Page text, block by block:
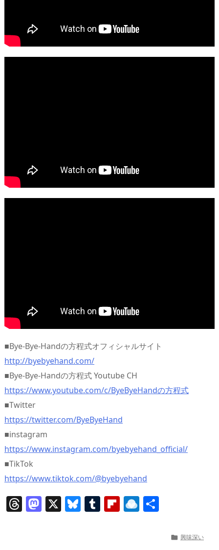
■Bye-Bye-Handの方程式オフィシャルサイト
http://byebyehand.com/
■Bye-Bye-Handの方程式 Youtube CH
https://www.youtube.com/c/ByeByeHandの方程式
■Twitter
https://twitter.com/ByeByeHand
■instagram
https://www.instagram.com/byebyehand_official/
■TikTok
https://www.tiktok.com/@byebyehand
T M X Bl T Fl R
 興味深い